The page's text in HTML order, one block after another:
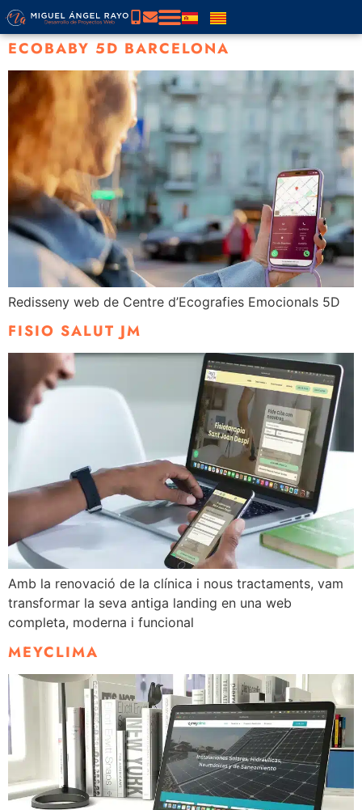
ECOBABY 5D BARCELONA
Redisseny web de Centre d’Ecografies Emocionals 5D
FISIO SALUT JM
Amb la renovació de la clínica i nous tractaments, vam
transformar la seva antiga landing en una web
completa, moderna i funcional
MEYCLIMA